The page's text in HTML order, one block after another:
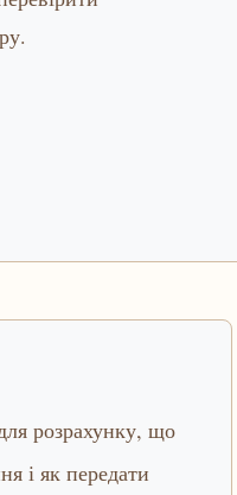
розрахунку, що
і як передати